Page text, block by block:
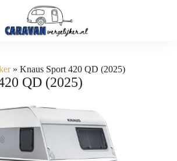
» Knaus Sport 420 QD (2025)
QD (2025)